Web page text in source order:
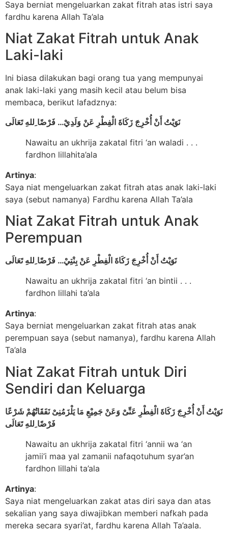
Saya berniat mengeluarkan zakat fitrah atas istri saya
fardhu karena Allah Ta’ala
Niat Zakat Fitrah untuk Anak
Laki-laki
Ini biasa dilakukan bagi orang tua yang mempunyai
anak laki-laki yang masih kecil atau belum bisa
membaca, berikut lafadznya:
نَوَيْتُ أَنْ أُخْرِجَ زَكَاةَ الْفِطْرِ عَنْ وَلَدِيْ… فَرْضًا ِللهِ تَعَالَى
Nawaitu an ukhrija zakatal fitri ‘an waladi . . .
fardhon lillahita’ala
Artinya:
Saya niat mengeluarkan zakat fitrah atas anak laki-laki
saya (sebut namanya) Fardhu karena Allah Ta’ala
Niat Zakat Fitrah untuk Anak
Perempuan
نَوَيْتُ أَنْ أُخْرِجَ زَكَاةَ الْفِطْرِ عَنْ بِنْتِيْ… فَرْضًا ِللهِ تَعَالَى
Nawaitu an ukhrija zakatal fitri ‘an bintii . . .
fardhon lillahi ta’ala
Artinya:
Saya berniat mengeluarkan zakat fitrah atas anak
perempuan saya (sebut namanya), fardhu karena Allah
Ta’ala
Niat Zakat Fitrah untuk Diri
Sendiri dan Keluarga
نَوَيْتُ أَنْ أُخْرِجَ زَكَاةَ الْفِطْرِ عَنِّىْ وَعَنْ جَمِيْعِ مَا يَلْزَمُنِىْ نَفَقَاتُهُمْ شَرْعًا
فَرْضًا ِللهِ تَعَالَى
Nawaitu an ukhrija zakatal fitri ‘annii wa ‘an
jamii’i maa yal zamanii nafaqotuhum syar’an
fardhon lillahi ta’ala
Artinya:
Saya niat mengeluarkan zakat atas diri saya dan atas
sekalian yang saya diwajibkan memberi nafkah pada
mereka secara syari’at, fardhu karena Allah Ta’aala.